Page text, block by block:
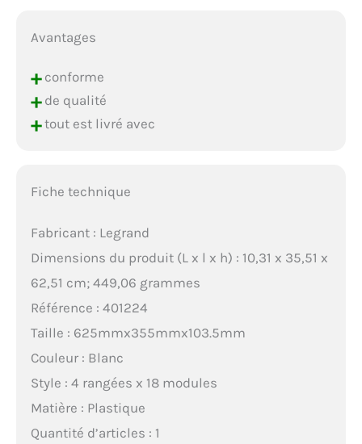
Avantages
+conforme
+de qualité
+tout est livré avec
Fiche technique
Fabricant : Legrand
Dimensions du produit (L x l x h) : 10,31 x 35,51 x
62,51 cm; 449,06 grammes
Référence : 401224
Taille : 625mmx355mmx103.5mm
Couleur : Blanc
Style : 4 rangées x 18 modules
Matière : Plastique
Quantité d’articles : 1